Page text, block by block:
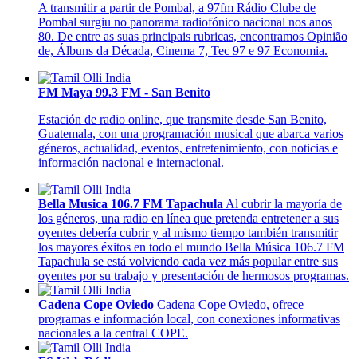
A transmitir a partir de Pombal, a 97fm Rádio Clube de
Pombal surgiu no panorama radiofónico nacional nos anos
80. De entre as suas principais rubricas, encontramos Opinião
de, Álbuns da Década, Cinema 7, Tec 97 e 97 Economia.
FM Maya 99.3 FM - San Benito
Estación de radio online, que transmite desde San Benito,
Guatemala, con una programación musical que abarca varios
géneros, actualidad, eventos, entretenimiento, con noticias e
información nacional e internacional.
Bella Musica 106.7 FM Tapachula Al cubrir la mayoría de
los géneros, una radio en línea que pretenda entretener a sus
oyentes debería cubrir y al mismo tiempo también transmitir
los mayores éxitos en todo el mundo Bella Música 106.7 FM
Tapachula se está volviendo cada vez más popular entre sus
oyentes por su trabajo y presentación de hermosos programas.
Cadena Cope Oviedo Cadena Cope Oviedo, ofrece
programas e información local, con conexiones informativas
nacionales a la central COPE.